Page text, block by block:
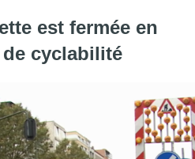
est fermée en
cyclabilité